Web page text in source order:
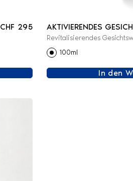
CHF 295 AKTIVIERENDES
Revitalisierendes
100ml
In den